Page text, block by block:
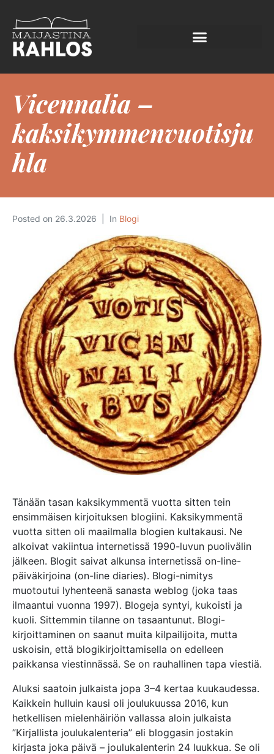
Vicennalia –
kaksikymmenvuotisju
hla
Posted on 26.3.2026 In Blogi
Tänään tasan kaksikymmentä vuotta sitten tein
ensimmäisen kirjoituksen blogiini. Kaksikymmentä
vuotta sitten oli maailmalla blogien kultakausi. Ne
alkoivat vakiintua internetissä 1990-luvun puolivälin
jälkeen. Blogit saivat alkunsa internetissä on-line-
päiväkirjoina (on-line diaries). Blogi-nimitys
muotoutui lyhenteenä sanasta weblog (joka taas
ilmaantui vuonna 1997). Blogeja syntyi, kukoisti ja
kuoli. Sittemmin tilanne on tasaantunut. Blogi-
kirjoittaminen on saanut muita kilpailijoita, mutta
uskoisin, että blogikirjoittamisella on edelleen
paikkansa viestinnässä. Se on rauhallinen tapa viestiä.
Aluksi saatoin julkaista jopa 3–4 kertaa kuukaudessa.
Kaikkein hulluin kausi oli joulukuussa 2016, kun
hetkellisen mielenhäiriön vallassa aloin julkaista
”Kirjallista joulukalenteria” eli bloggasin jostakin
kirjasta joka päivä – joulukalenterin 24 luukkua. Se oli